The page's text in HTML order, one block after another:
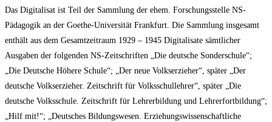
Das Digitalisat ist Teil der Sammlung der ehem. Forschungsstelle NS-
Pädagogik an der Goethe-Universität Frankfurt. Die Sammlung insgesamt
enthält aus dem Gesamtzeitraum 1929 – 1945 Digitalisate sämtlicher
Ausgaben der folgenden NS-Zeitschriften „Die deutsche Sonderschule“;
„Die Deutsche Höhere Schule“; „Der neue Volkserzieher“, später „Der
deutsche Volkserzieher. Zeitschrift für Volksschullehrer“, später „Die
deutsche Volksschule. Zeitschrift für Lehrerbildung und Lehrerfortbildung“;
„Hilf mit!“; „Deutsches Bildungswesen. Erziehungswissenschaftliche